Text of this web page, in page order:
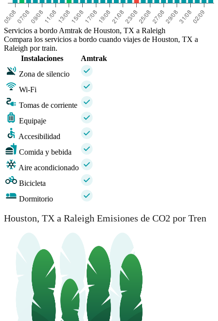
Servicios a bordo Amtrak de Houston, TX a Raleigh
Compara los servicios a bordo cuando viajes de Houston, TX a
Raleigh por train.
Instalaciones
Amtrak
Zona de silencio
Wi-Fi
Tomas de corriente
Equipaje
Accesibilidad
Comida y bebida
Aire acondicionado
Bicicleta
Dormitorio
Houston, TX a Raleigh Emisiones de CO2 por Tren